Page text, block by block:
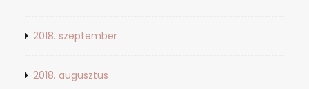
2018. szeptember
2018. augusztus